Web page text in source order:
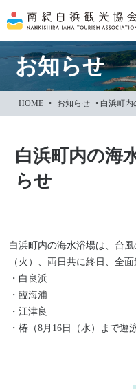
文
に
ス
ッ
お知らせ
HOME • お知らせ • 白浜町内
白浜町内の海
らせ
白浜町内の海水浴場は、台
（火）、両日共に終日、全
・白良浜
・臨海浦
・江津良
・椿（8月16日（水）まで遊